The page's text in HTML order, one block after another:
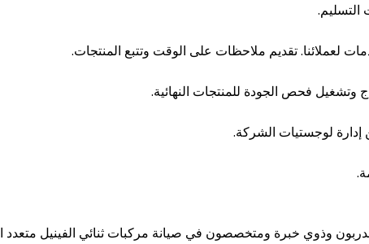
لعملائنا.تقديم ملاحظات على الوقت وتتبع المنتجات.
وتشغيل فحص الجودة للمنتجات النهائية.
لوجستيات الشركة.
وذوي خبرة ومتخصصون في صيانة مركبات ثنائي الفينيل متعدد